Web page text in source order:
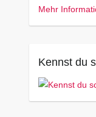
Mehr
Kennst du